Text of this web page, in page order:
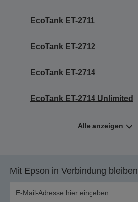
EcoTank ET-2711
EcoTank ET-2712
EcoTank ET-2714
EcoTank ET-2714 Unlimited
Alle anzeigen
Mit Epson in Verbindung bleiben